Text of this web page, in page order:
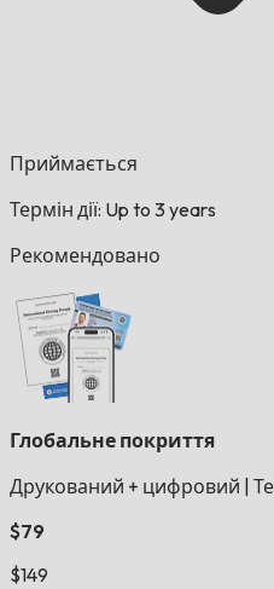
Приймається
Термін дії: Up to 3 years
Рекомендовано
Глобальне покриття
Друкований + цифровий
$79
$149